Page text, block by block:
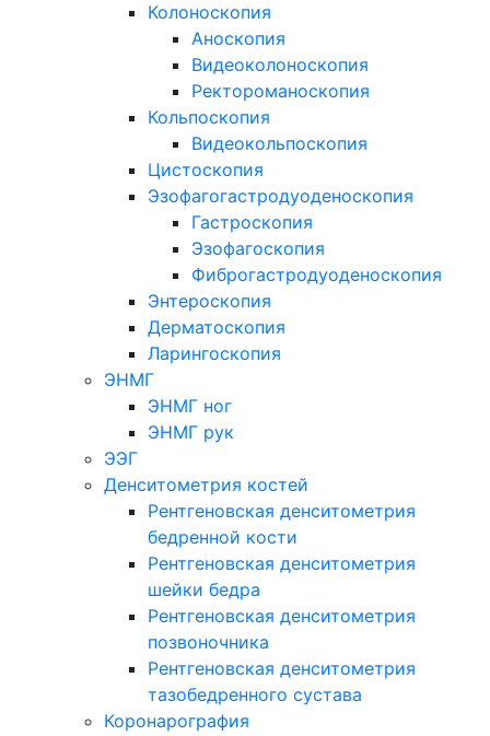
Колоноскопия
Аноскопия
Видеоколоноскопия
Ректороманоскопия
Кольпоскопия
Видеокольпоскопия
Цистоскопия
Эзофагогастродуоденоскопия
Гастроскопия
Эзофагоскопия
Фиброгастродуоденоскопия
Энтероскопия
Дерматоскопия
Ларингоскопия
ЭНМГ
ЭНМГ ног
ЭНМГ рук
ЭЭГ
Денситометрия костей
Рентгеновская денситометрия
бедренной кости
Рентгеновская денситометрия
шейки бедра
Рентгеновская денситометрия
позвоночника
Рентгеновская денситометрия
тазобедренного сустава
Коронарография